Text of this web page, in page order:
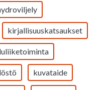
kirjallisuuskatsaukset
kuvataide